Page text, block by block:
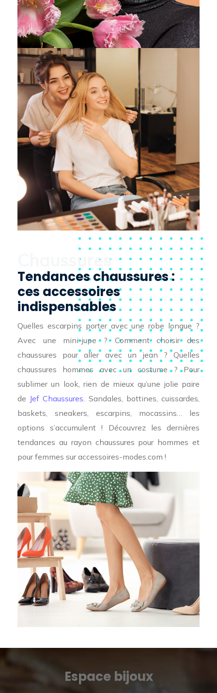
Chaussures
Tendances chaussures :
ces accessoires
indispensables
Quelles escarpins porter avec une robe longue ?
Avec une mini-jupe ? Comment choisir des
chaussures pour aller avec un jean ? Quelles
chaussures hommes avec un costume ? Pour
sublimer un look, rien de mieux qu’une jolie paire
de Jef Chaussures . Sandales, bottines, cuissardes,
baskets, sneakers, escarpins, mocassins… les
options s’accumulent ! Découvrez les dernières
tendances au rayon chaussures pour hommes et
pour femmes sur accessoires-modes.com !
Espace bijoux